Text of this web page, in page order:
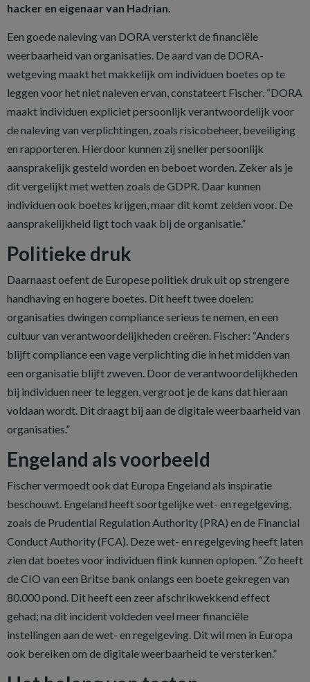
hacker en eigenaar van Hadrian.
Een goede naleving van DORA versterkt de financiële
weerbaarheid van organisaties. De aard van de DORA-
wetgeving maakt het makkelijk om individuen boetes op te
leggen voor het niet naleven ervan, constateert Fischer. “DORA
maakt individuen expliciet persoonlijk verantwoordelijk voor
de naleving van verplichtingen, zoals risicobeheer, beveiliging
en rapporteren. Hierdoor kunnen zij sneller persoonlijk
aansprakelijk gesteld worden en beboet worden. Zeker als je
dit vergelijkt met wetten zoals de GDPR. Daar kunnen
individuen ook boetes krijgen, maar dit komt zelden voor. De
aansprakelijkheid ligt toch vaak bij de organisatie.”
Politieke druk
Daarnaast oefent de Europese politiek druk uit op strengere
handhaving en hogere boetes. Dit heeft twee doelen:
organisaties dwingen compliance serieus te nemen, en een
cultuur van verantwoordelijkheden creëren. Fischer: “Anders
blijft compliance een vage verplichting die in het midden van
een organisatie blijft zweven. Door de verantwoordelijkheden
bij individuen neer te leggen, vergroot je de kans dat hieraan
voldaan wordt. Dit draagt bij aan de digitale weerbaarheid van
organisaties.”
Engeland als voorbeeld
Fischer vermoedt ook dat Europa Engeland als inspiratie
beschouwt. Engeland heeft soortgelijke wet- en regelgeving,
zoals de Prudential Regulation Authority (PRA) en de Financial
Conduct Authority (FCA). Deze wet- en regelgeving heeft laten
zien dat boetes voor individuen flink kunnen oplopen. “Zo heeft
de CIO van een Britse bank onlangs een boete gekregen van
80.000 pond. Dit heeft een zeer afschrikwekkend effect
gehad; na dit incident voldeden veel meer financiële
instellingen aan de wet- en regelgeving. Dit wil men in Europa
ook bereiken om de digitale weerbaarheid te versterken.”